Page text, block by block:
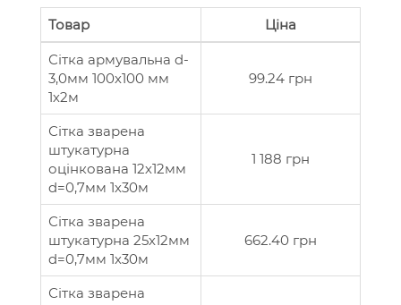
Товар Ціна
Сітка армувальна d-
3,0мм 100х100 мм
1х2м
99.24 грн
Сітка зварена
штукатурна
оцінкована 12х12мм
d=0,7мм 1х30м
1 188 грн
Сітка зварена
штукатурна 25х12мм
d=0,7мм 1х30м
662.40 грн
Сітка зварена